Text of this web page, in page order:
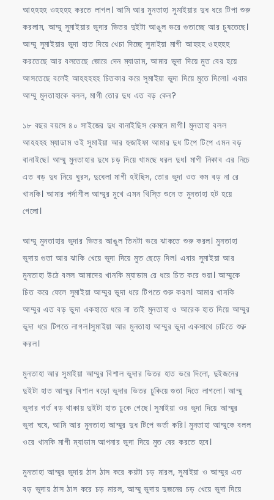
আহহহহ ওহহহহ করতে লাগল। আমি আর মুনতাহা সুমাইয়ার দুধ ধরে টিপা শুরু
করলাম, আম্মু সুমাইয়ার ভুদার ভিতর দুইটা আঙুল ভরে গুতাচ্ছে আর চুষতেছে।
আম্মু সুমাইয়ার ভুদা হাত দিয়ে খেচা দিচ্ছে সুমাইয়া মাগী আহহহ ওহহহহ
করতেছে আর বলতেছে জোরে দেন ম্যাডাম, আমার ভুদা দিয়ে মুত বের হয়ে
আসতেছে বলেই আহহহহহ চিতকার করে সুমাইয়া ভুদা দিয়ে মুতে দিলো। এবার
আম্মু মুনতাহাকে বলল, মাগী তোর দুধ এত বড় কেন?
১৮ বছর বয়সে ৪০ সাইজের দুধ বানাইছিস কেমনে মাগী। মুনতাহা বলল
আহহহহ ম্যাডাম ওই সুমাইয়া আর হুজাইফা আমার দুধ টিপে টিপে এমন বড়
বানাইছে। আম্মু মুনতাহার দুধে চড় দিয়ে খামছে ধরল দুধ। মাগী নিকাব এর নিচে
এত বড় দুধ নিয়ে ঘুরস, দুধেলা মাগী হইছিস, তোর ভুদা ওত কম বড় না রে
খানকি। আমার পর্দাশীল আম্মুর মুখে এমন খিস্তি শুনে ত মুনতাহা হট হয়ে
গেলো।
আম্মু মুনতাহার ভুদার ভিতর আঙুল তিনটা ভরে ঝাকতে শুরু করল। মুনতাহা
ভুদায় গুতা আর ঝাকি খেয়ে ভুদা দিয়ে মুত ছেড়ে দিল। এবার সুমাইয়া আর
মুনতাহা উঠে বলল আমাদের খানকি ম্যাডাম রে ধরে চিত করে শুয়া। আম্মুকে
চিত করে ফেলে সুমাইয়া আম্মুর ভুদা ধরে টিপতে শুরু করল। আমার খানকি
আম্মুর এত বড় ভুদা একহাতে ধরে না তাই মুনতাহা ও আরেক হাত দিয়ে আম্মুর
ভুদা ধরে টিপতে লাগল।সুমাইয়া আর মুনতাহা আম্মুর ভুদা একসাথে চাটতে শুরু
করল।
মুনতাহা আর সুমাইয়া আম্মুর বিশাল ভুদার ভিতর হাত ভরে দিলো, দুইজনের
দুইটা হাত আম্মুর বিশাল বড়ো ভুদার ভিতর ঢুকিয়ে গুতা দিতে লাগলো। আম্মু
ভুদার গর্ত বড় থাকায় দুইটা হাত ঢুকে গেছে। সুমাইয়া ওর ভুদা দিয়ে আম্মুর
ভুদা ঘষে, আমি আর মুনতাহা আম্মুর দুধ টিপে ভর্তা করি। মুনতাহা আম্মুকে বলল
ওরে খানকি মাগী ম্যাডাম আপনার ভুদা দিয়ে মুত বের করতে হবে।
মুনতাহা আম্মুর ভুদায় ঠাস ঠাস করে কয়টা চড় মারল, সুমাইয়া ও আম্মুর এত
বড় ভুদায় ঠাস ঠাস করে চড় মারল, আম্মু ভুদায় দুজনের চড় খেয়ে ভুদা দিয়ে